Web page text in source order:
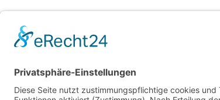
*Abo für StudentInnen und SchülerInnen